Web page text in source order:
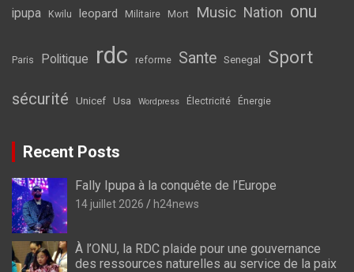
ipupa Kwilu leopard Militaire Mort Music Nation onu
Paris Politique rdc reforme Sante Senegal Sport
sécurité Unicef Usa Wordpress Électricité Énergie
Recent Posts
Fally Ipupa à la conquête de l’Europe
14 juillet 2026 h24news
À l’ONU, la RDC plaide pour une gouvernance
des ressources naturelles au service de la paix